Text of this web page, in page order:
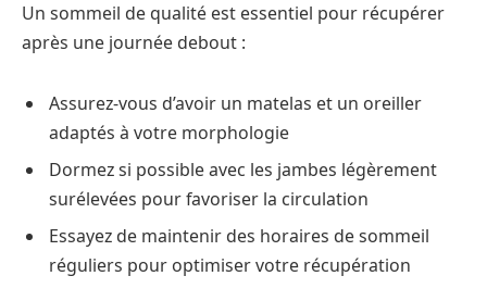
Un sommeil de qualité est essentiel pour récupérer
après une journée debout :
Assurez-vous d’avoir un matelas et un oreiller
adaptés à votre morphologie
Dormez si possible avec les jambes légèrement
surélevées pour favoriser la circulation
Essayez de maintenir des horaires de sommeil
réguliers pour optimiser votre récupération